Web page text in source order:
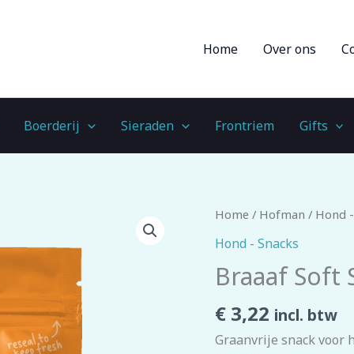
Home Over ons
Boerderij Sieraden Frontriem Gifts
Home / Hofman / Hond
Hond - Snacks
Braaaf Soft
€ 3,22 incl. btw
Graanvrije snack voor
Braaaf
Soft
Cubes
Rund
&